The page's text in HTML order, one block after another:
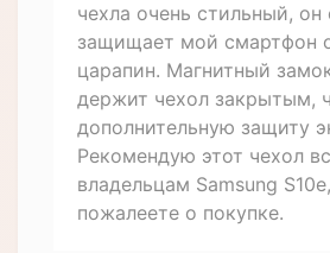
чехла очень стильный, он
защищает мой смартфон
царапин. Магнитный
держит чехол закрытым,
дополнительную защиту
Рекомендую этот чехол
владельцам Samsung
пожалеете о покупке.